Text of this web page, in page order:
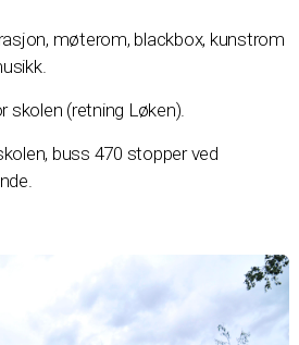
møterom, blackbox, kunstrom
skolen (retning Løken).
buss 470 stopper ved